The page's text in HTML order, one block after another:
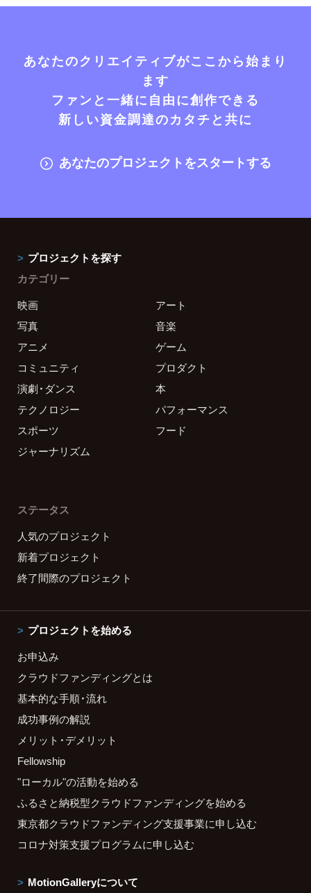
あなたのクリエイティブがここから始まり
ます
ファンと一緒に自由に創作できる
新しい資金調達のカタチと共に
あなたのプロジェクトをスタートする
プロジェクトを探す
カテゴリー
映画
アート
写真
音楽
アニメ
ゲーム
コミュニティ
プロダクト
演劇・ダンス
本
テクノロジー
パフォーマンス
スポーツ
フード
ジャーナリズム
ステータス
人気のプロジェクト
新着プロジェクト
終了間際のプロジェクト
プロジェクトを始める
お申込み
クラウドファンディングとは
基本的な手順・流れ
成功事例の解説
メリット・デメリット
Fellowship
"ローカル"の活動を始める
ふるさと納税型クラウドファンディングを始める
東京都クラウドファンディング支援事業に申し込む
コロナ対策支援プログラムに申し込む
MotionGalleryについて